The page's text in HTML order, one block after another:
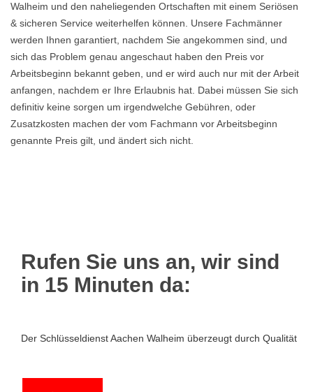
Walheim und den naheliegenden Ortschaften mit einem Seriösen
& sicheren Service weiterhelfen können. Unsere Fachmänner
werden Ihnen garantiert, nachdem Sie angekommen sind, und
sich das Problem genau angeschaut haben den Preis vor
Arbeitsbeginn bekannt geben, und er wird auch nur mit der Arbeit
anfangen, nachdem er Ihre Erlaubnis hat. Dabei müssen Sie sich
definitiv keine sorgen um irgendwelche Gebühren, oder
Zusatzkosten machen der vom Fachmann vor Arbeitsbeginn
genannte Preis gilt, und ändert sich nicht.
Rufen Sie uns an, wir sind
in 15 Minuten da:
Der Schlüsseldienst Aachen Walheim überzeugt durch Qualität